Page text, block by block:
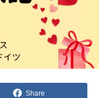
Share